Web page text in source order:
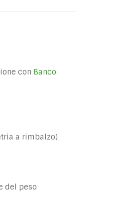
con Banco
a rimbalzo)
del peso